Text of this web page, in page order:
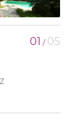
01 / 05